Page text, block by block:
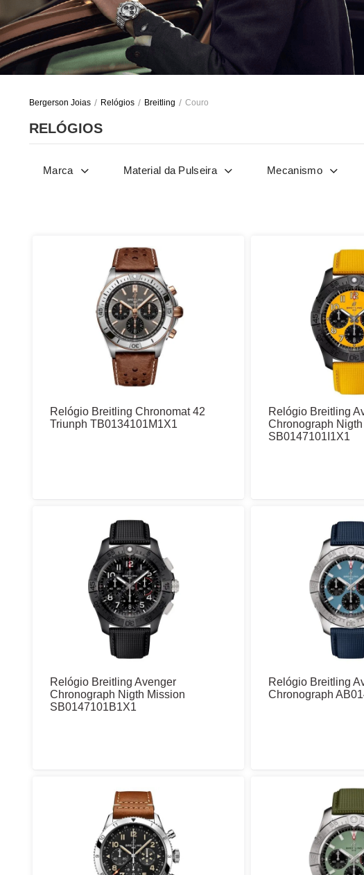
Bergerson Joias Relógios Breitling Couro
RELÓGIOS
Marca Material da Pulseira Mecanismo
Relógio Breitling Chronomat 42
Triunph TB0134101M1X1
Relógio Breitling
Chronograph
SB0147101I1X1
Relógio Breitling Avenger
Chronograph Nigth Mission
SB0147101B1X1
Relógio Breitling
Chronograph